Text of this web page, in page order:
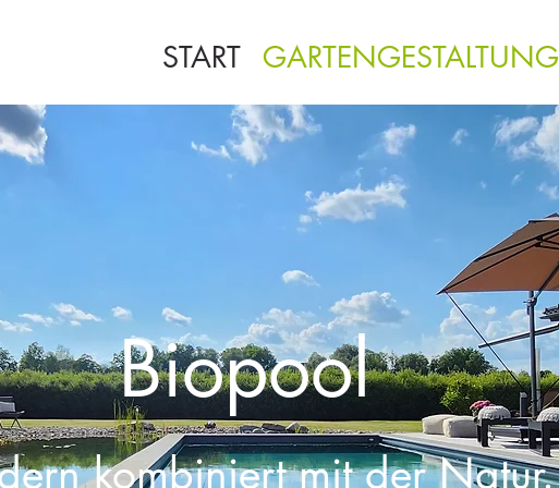
START GARTENGESTALTUNG
Biopool
kombiniert mit der Natur.